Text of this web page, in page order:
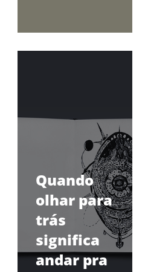
Quando
olhar para
trás
significa
andar pra